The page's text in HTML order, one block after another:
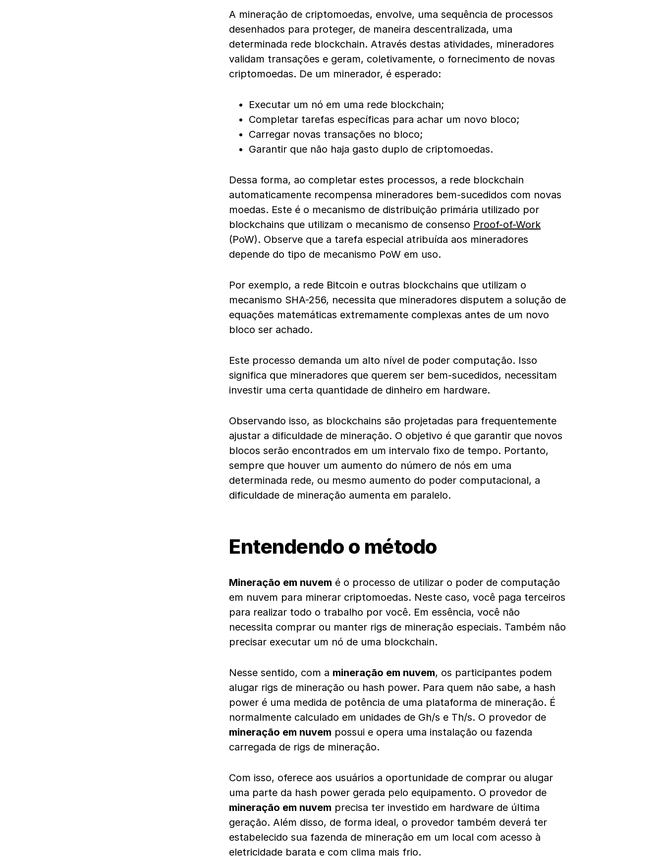
A mineração de criptomoedas, envolve, uma sequência de processos
desenhados para proteger, de maneira descentralizada, uma
determinada rede blockchain. Através destas atividades, mineradores
validam transações e geram, coletivamente, o fornecimento de novas
criptomoedas. De um minerador, é esperado:
Executar um nó em uma rede blockchain;
Completar tarefas específicas para achar um novo bloco;
Carregar novas transações no bloco;
Garantir que não haja gasto duplo de criptomoedas.
Dessa forma, ao completar estes processos, a rede blockchain
automaticamente recompensa mineradores bem-sucedidos com novas
moedas. Este é o mecanismo de distribuição primária utilizado por
blockchains que utilizam o mecanismo de consenso Proof-of-Work
(PoW). Observe que a tarefa especial atribuída aos mineradores
depende do tipo de mecanismo PoW em uso.
Por exemplo, a rede Bitcoin e outras blockchains que utilizam o
mecanismo SHA-256, necessita que mineradores disputem a solução de
equações matemáticas extremamente complexas antes de um novo
bloco ser achado.
Este processo demanda um alto nível de poder computação. Isso
significa que mineradores que querem ser bem-sucedidos, necessitam
investir uma certa quantidade de dinheiro em hardware.
Observando isso, as blockchains são projetadas para frequentemente
ajustar a dificuldade de mineração. O objetivo é que garantir que novos
blocos serão encontrados em um intervalo fixo de tempo. Portanto,
sempre que houver um aumento do número de nós em uma
determinada rede, ou mesmo aumento do poder computacional, a
dificuldade de mineração aumenta em paralelo.
Entendendo o método
Mineração em nuvem é o processo de utilizar o poder de computação
em nuvem para minerar criptomoedas. Neste caso, você paga terceiros
para realizar todo o trabalho por você. Em essência, você não
necessita comprar ou manter rigs de mineração especiais. Também não
precisar executar um nó de uma blockchain.
Nesse sentido, com a mineração em nuvem, os participantes podem
alugar rigs de mineração ou hash power. Para quem não sabe, a hash
power é uma medida de potência de uma plataforma de mineração. É
normalmente calculado em unidades de Gh/s e Th/s. O provedor de
mineração em nuvem possui e opera uma instalação ou fazenda
carregada de rigs de mineração.
Com isso, oferece aos usuários a oportunidade de comprar ou alugar
uma parte da hash power gerada pelo equipamento. O provedor de
mineração em nuvem precisa ter investido em hardware de última
geração. Além disso, de forma ideal, o provedor também deverá ter
estabelecido sua fazenda de mineração em um local com acesso à
eletricidade barata e com clima mais frio.